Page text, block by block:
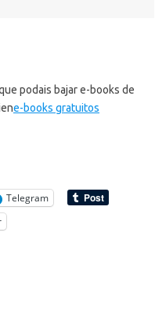
podais bajar e-books de
e-books gratuitos
Telegram